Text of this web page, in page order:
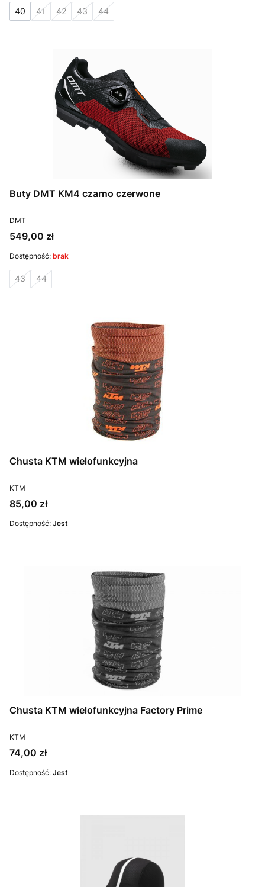
40 41 42 43 44
Buty DMT KM4 czarno czerwone
PRODUCENT
DMT
Cena
549,00 zł
Dostępność: brak
43 44
Chusta KTM wielofunkcyjna
PRODUCENT
KTM
Cena
85,00 zł
Dostępność: Jest
Chusta KTM wielofunkcyjna Factory Prime
PRODUCENT
KTM
Cena
74,00 zł
Dostępność: Jest